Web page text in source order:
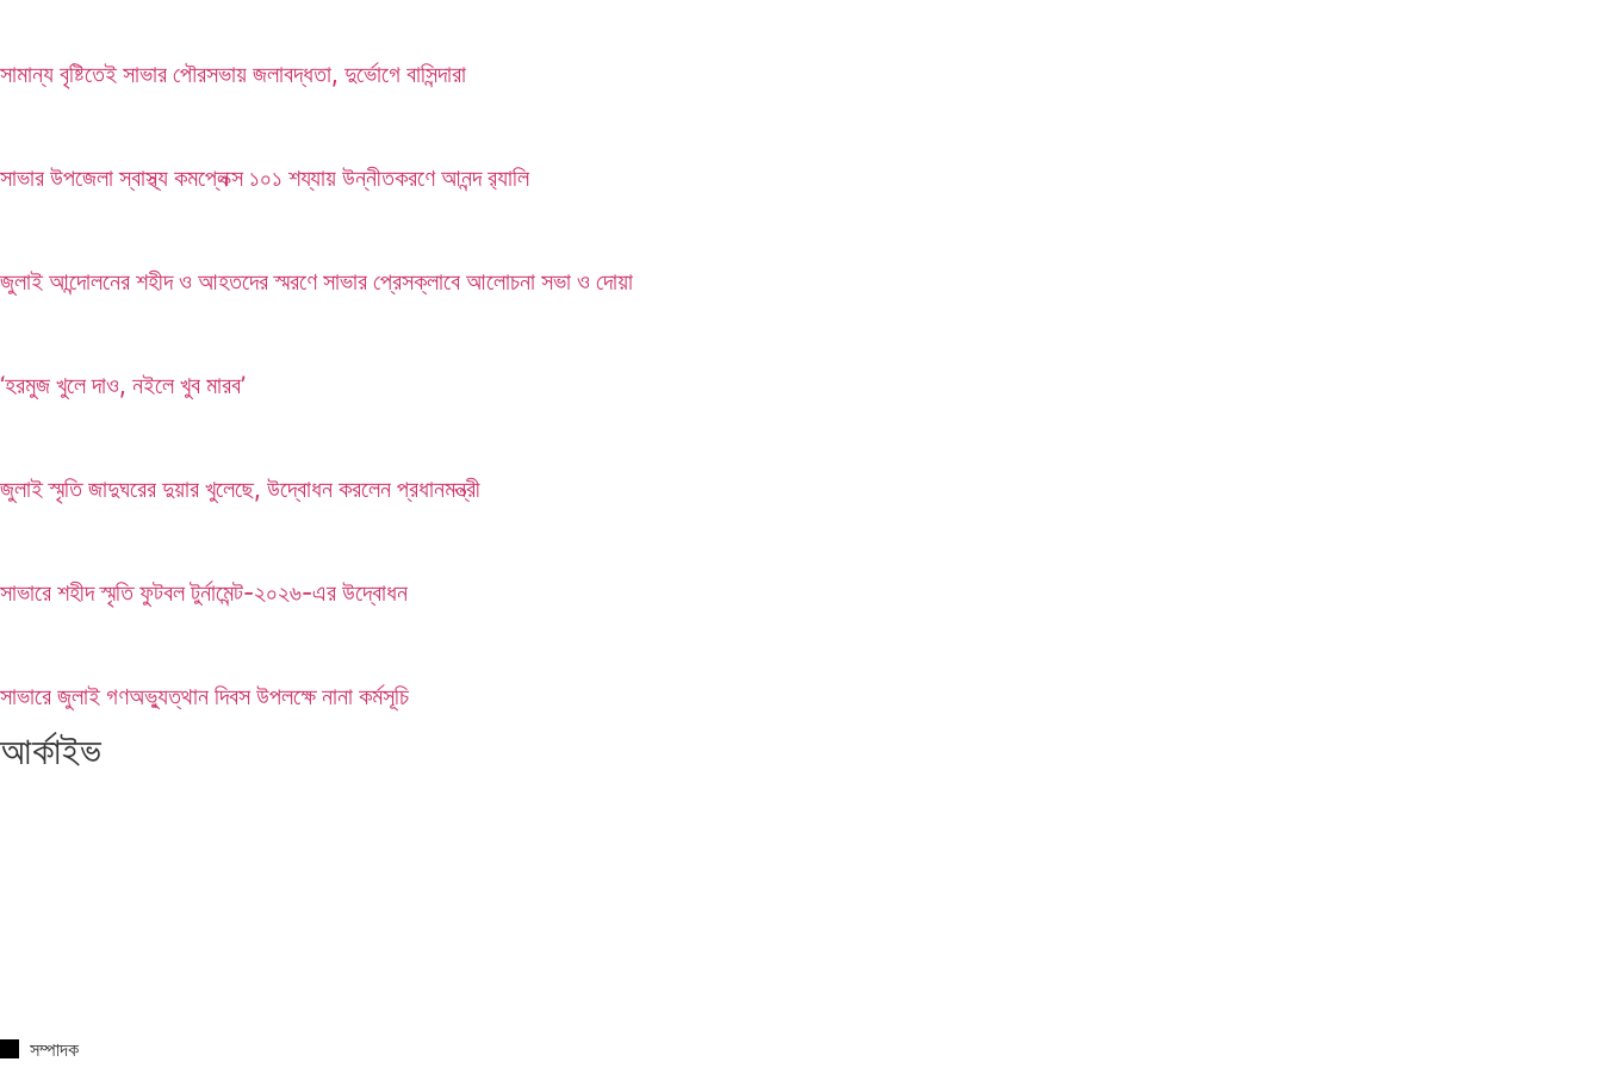
সামান্য বৃষ্টিতেই সাভার পৌরসভায় জলাবদ্ধতা, দুর্ভোগে বাসিন্দারা
সাভার উপজেলা স্বাস্থ্য কমপ্লেক্স ১০১ শয্যায় উন্নীতকরণে আনন্দ র‍্যালি
জুলাই আন্দোলনের শহীদ ও আহতদের স্মরণে সাভার প্রেসক্লাবে আলোচনা সভা ও দোয়া
‘হরমুজ খুলে দাও, নইলে খুব মারব’
জুলাই স্মৃতি জাদুঘরের দুয়ার খুলেছে, উদ্বোধন করলেন প্রধানমন্ত্রী
সাভারে শহীদ স্মৃতি ফুটবল টুর্নামেন্ট-২০২৬-এর উদ্বোধন
সাভারে জুলাই গণঅভ্যুত্থান দিবস উপলক্ষে নানা কর্মসূচি
আর্কাইভ
সম্পাদক